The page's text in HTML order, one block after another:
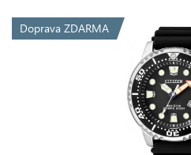
Doprava ZDARMA